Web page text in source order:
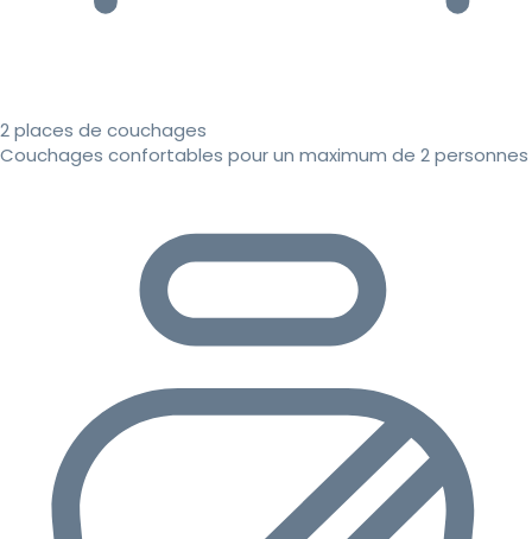
2 places de couchages
Couchages confortables pour un maximum de 2 personnes